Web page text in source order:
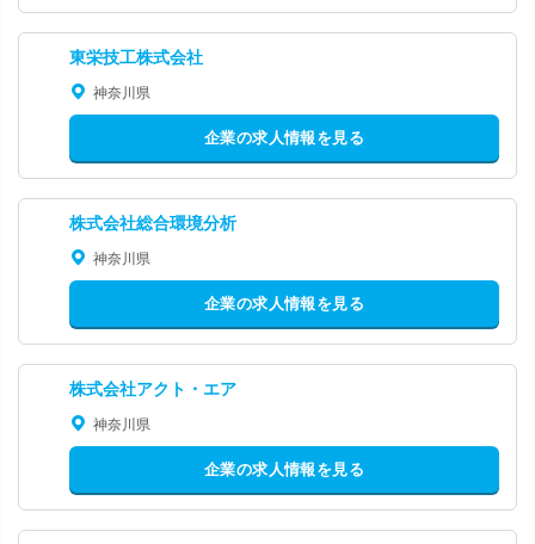
東栄技工株式会社
神奈川県
企業の求人情報を見る
株式会社総合環境分析
神奈川県
企業の求人情報を見る
株式会社アクト・エア
神奈川県
企業の求人情報を見る